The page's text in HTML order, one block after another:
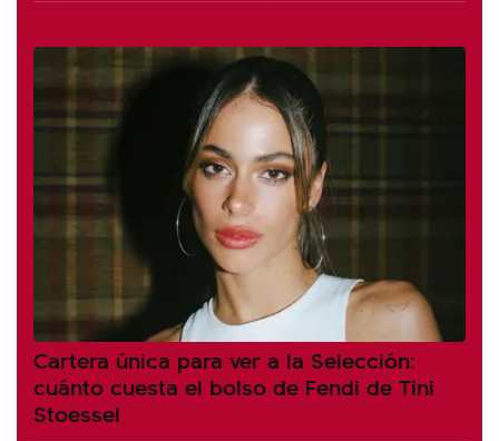
Cartera única para ver a la Selección:
cuánto cuesta el bolso de Fendi de Tini
Stoessel